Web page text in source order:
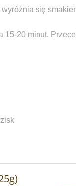
się
15-20 minut.